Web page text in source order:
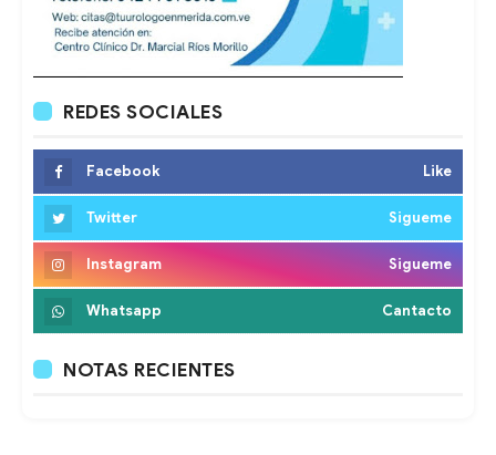
REDES SOCIALES
Facebook Like
Twitter Sigueme
Instagram Sigueme
Whatsapp Cantacto
NOTAS RECIENTES